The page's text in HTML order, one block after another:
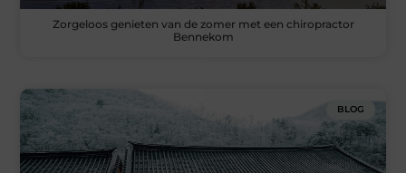
Zorgeloos genieten van de zomer met een chiropractor
Bennekom
BLOG